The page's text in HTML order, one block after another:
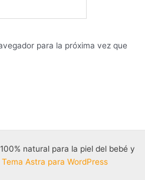
para la próxima vez que
natural para la piel del bebé y
Tema Astra para WordPress